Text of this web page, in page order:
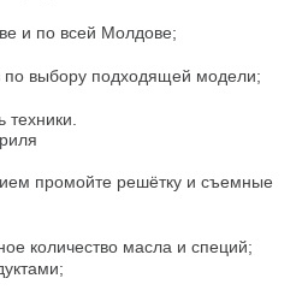
и по всей Молдове;
по выбору подходящей модели;
техники.
промойте решётку и съемные
количество масла и специй;